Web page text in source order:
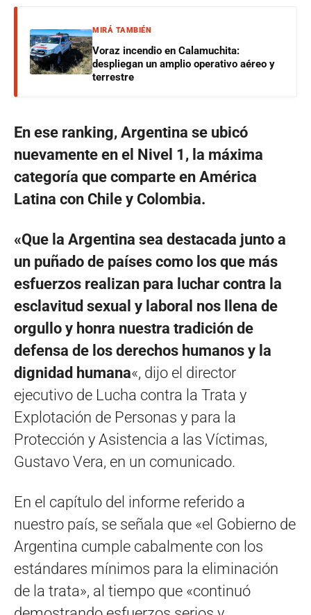
MIRÁ TAMBIÉN
Voraz incendio en Calamuchita:
despliegan un amplio operativo aéreo y
terrestre
En ese ranking, Argentina se ubicó
nuevamente en el Nivel 1, la máxima
categoría que comparte en América
Latina con Chile y Colombia.
«Que la Argentina sea destacada junto a
un puñado de países como los que más
esfuerzos realizan para luchar contra la
esclavitud sexual y laboral nos llena de
orgullo y honra nuestra tradición de
defensa de los derechos humanos y la
dignidad humana«, dijo el director
ejecutivo de Lucha contra la Trata y
Explotación de Personas y para la
Protección y Asistencia a las Víctimas,
Gustavo Vera, en un comunicado.
En el capítulo del informe referido a
nuestro país, se señala que «el Gobierno de
Argentina cumple cabalmente con los
estándares mínimos para la eliminación
de la trata», al tiempo que «continuó